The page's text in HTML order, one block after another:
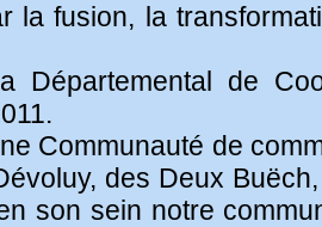
la fusion, la
de
Communauté de
des Deux
son sein notre